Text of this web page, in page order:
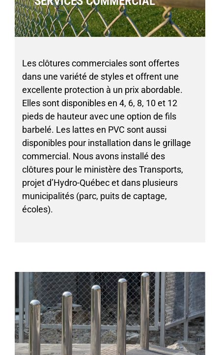
Les clôtures commerciales sont offertes
dans une variété de styles et offrent une
excellente protection à un prix abordable.
Elles sont disponibles en 4, 6, 8, 10 et 12
pieds de hauteur avec une option de fils
barbelé. Les lattes en PVC sont aussi
disponibles pour installation dans le grillage
commercial. Nous avons installé des
clôtures pour le ministère des Transports,
projet d’Hydro-Québec et dans plusieurs
municipalités (parc, puits de captage,
écoles).